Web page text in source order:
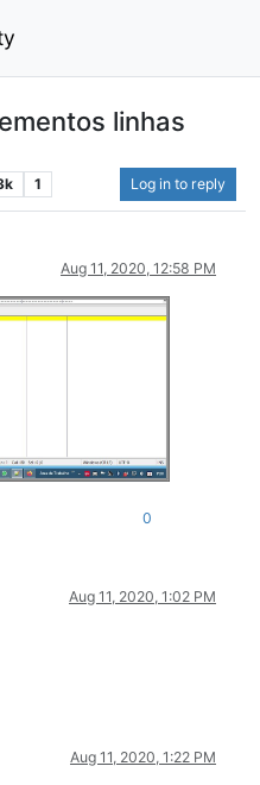
linhas
1 Log in to reply
Aug 11, 2020, 12:58 PM
0
Aug 11, 2020, 1:02 PM
Aug 11, 2020, 1:22 PM